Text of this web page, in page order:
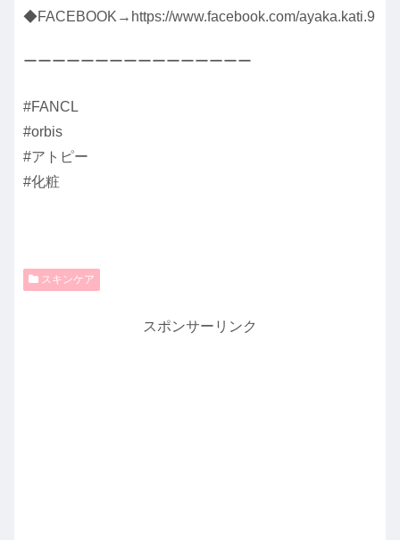
◆FACEBOOK→https://www.facebook.com/ayaka.kati.9
ーーーーーーーーーーーーーーーー
#FANCL
#orbis
#アトピー
#化粧
スキンケア
スポンサーリンク